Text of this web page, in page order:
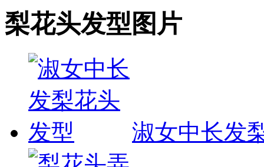
梨花头发型图片
淑女中长发